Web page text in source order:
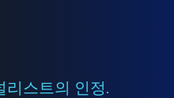
리스트의 인정.